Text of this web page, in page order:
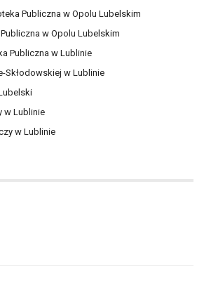
Publiczna w Opolu Lubelskim
w Opolu Lubelskim
Publiczna w Lublinie
Skłodowskiej w Lublinie
w Lublinie
w Lublinie